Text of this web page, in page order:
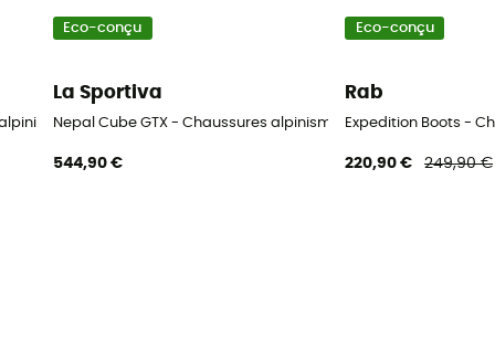
homme
Eco-conçu
La Sportiva
Nepal Cube GTX - Chaussures alpinisme homme
544,90 €
Eco-conçu
Rab
Expedition Boots -
220,90 € 249,90 €